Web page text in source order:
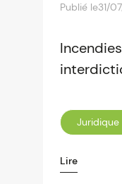
Publié le31/
Juridique
Lire